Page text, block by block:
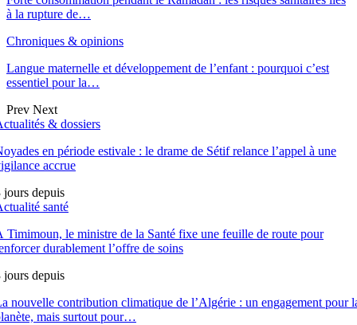
à la rupture de…
Chroniques & opinions
Langue maternelle et développement de l’enfant : pourquoi c’est
essentiel pour la…
Prev Next
& dossiers
en période estivale : le drame de Sétif relance l’appel à une
accrue
jours depuis
santé
Timimoun, le ministre de la Santé fixe une feuille de route pour
durablement l’offre de soins
jours depuis
nouvelle contribution climatique de l’Algérie : un engagement pour
mais surtout pour…